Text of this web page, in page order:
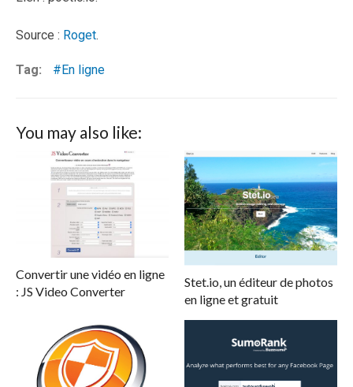
Source : Roget.
Tag: En ligne
You may also like:
Convertir une vidéo en ligne
: JS Video Converter
Stet.io, un éditeur de photos
en ligne et gratuit